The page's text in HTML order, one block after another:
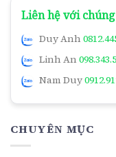
Liên hệ với
Duy Anh
Linh An
Nam Duy
CHUYÊN MỤC